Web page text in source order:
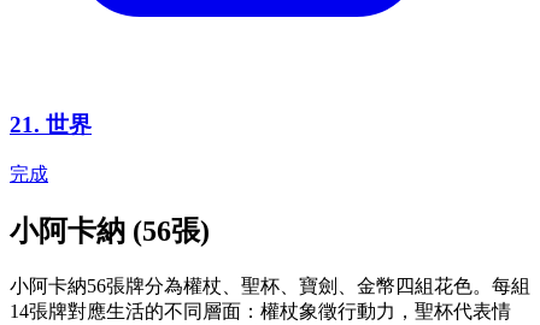
21. 世界
完成
小阿卡納 (56張)
小阿卡納56張牌分為權杖、聖杯、寶劍、金幣四組花色。每組
14張牌對應生活的不同層面：權杖象徵行動力，聖杯代表情